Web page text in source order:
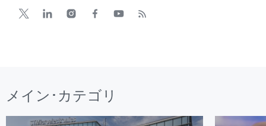
メイン･カテゴリ